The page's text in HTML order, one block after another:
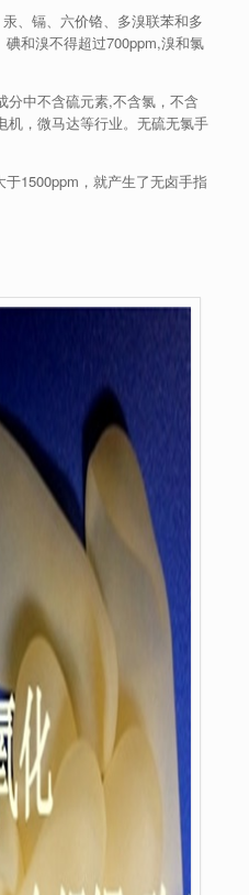
、镉、六价铬、多溴联苯和多
和溴不得超过700ppm,溴和氯
分中不含硫元素,不含氯，不含
机，微马达等行业。无硫无氯手
1500ppm，就产生了无卤手指